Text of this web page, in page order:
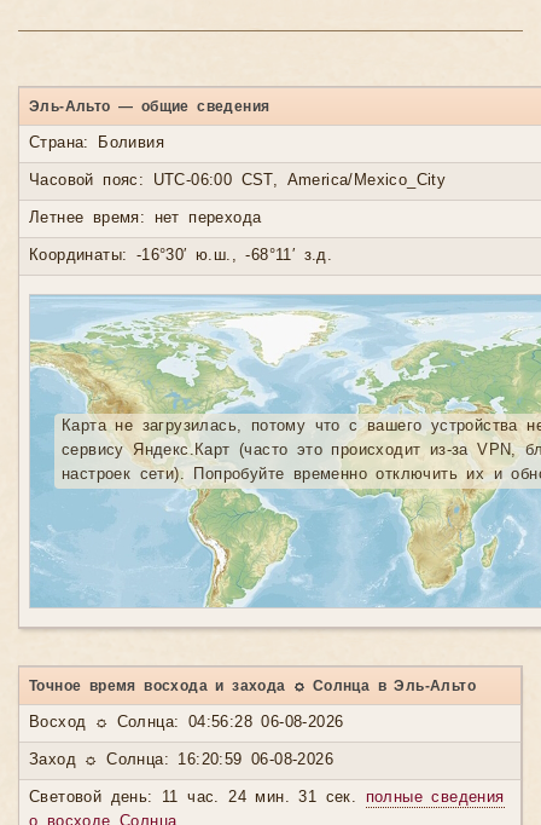
Эль-Альто — общие сведения
Страна: Боливия
Часовой пояс: UTC-06:00 CST, America/Mexico_City
Летнее время: нет перехода
Координаты: -16°30′ ю.ш., -68°11′ з.д.
Карта не загрузилась, потому что с вашего устройства
сервису Яндекс.Карт (часто это происходит из-за VPN,
настроек сети). Попробуйте временно отключить их и
Точное время восхода и захода ☼ Солнца в Эль-Альто
Восход ☼ Солнца: 04:56:28 06-08-2026
Заход ☼ Солнца: 16:20:59 06-08-2026
Световой день: 11 час. 24 мин. 31 сек. полные сведения